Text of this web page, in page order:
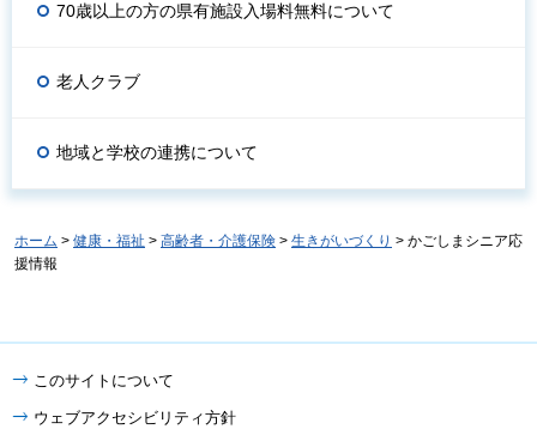
70歳以上の方の県有施設入場料無料について
老人クラブ
地域と学校の連携について
ホーム > 健康・福祉 > 高齢者・介護保険 > 生きがいづくり > かごしまシニア応
援情報
このサイトについて
ウェブアクセシビリティ方針